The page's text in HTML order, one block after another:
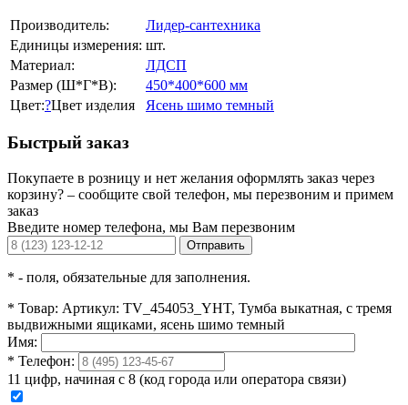
Производитель:
Лидер-сантехника
Единицы измерения: шт.
Материал:
ЛДСП
Размер (Ш*Г*В):
450*400*600 мм
Цвет:?Цвет изделия Ясень шимо темный
Быстрый заказ
Покупаете в розницу и нет желания оформлять заказ через
корзину? – сообщите свой телефон, мы перезвоним и примем
заказ
Введите номер телефона, мы Вам перезвоним
Отправить
* - поля, обязательные для заполнения.
* Товар: Артикул: TV_454053_YHT, Тумба выкатная, с тремя
выдвижными ящиками, ясень шимо темный
Имя:
* Телефон:
11 цифр, начиная с 8 (код города или оператора связи)